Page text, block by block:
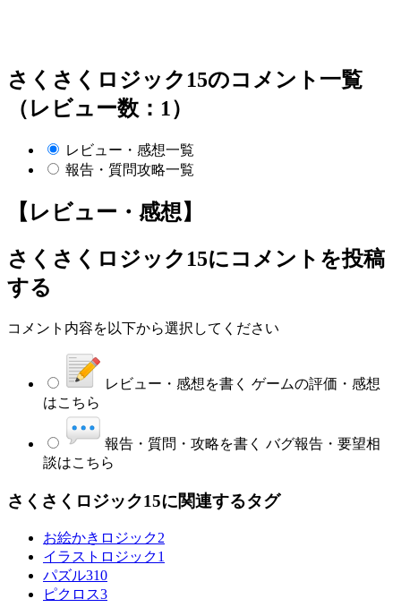
さくさくロジック15のコメント一覧
（レビュー数：1）
レビュー・感想一覧
報告・質問攻略一覧
【レビュー・感想】
さくさくロジック15にコメントを投稿
する
コメント内容を以下から選択してください
レビュー・感想を書く ゲームの評価・感想
はこちら
報告・質問・攻略を書く バグ報告・要望相
談はこちら
さくさくロジック15に関連するタグ
お絵かきロジック2
イラストロジック1
パズル310
ピクロス3